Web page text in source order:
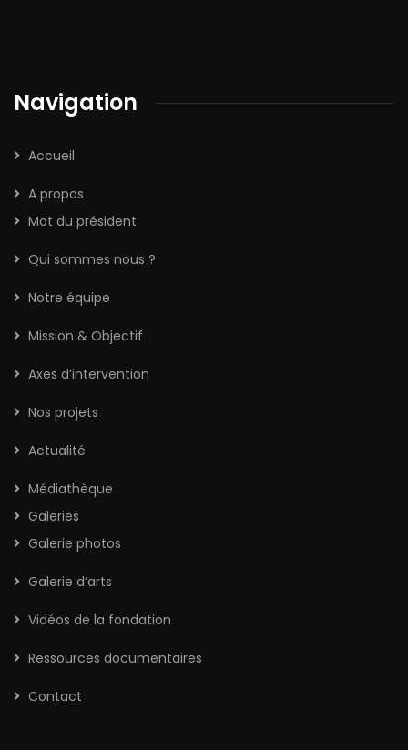
Navigation
Accueil
A propos
Mot du président
Qui sommes nous ?
Notre équipe
Mission & Objectif
Axes d’intervention
Nos projets
Actualité
Médiathèque
Galeries
Galerie photos
Galerie d’arts
Vidéos de la fondation
Ressources documentaires
Contact